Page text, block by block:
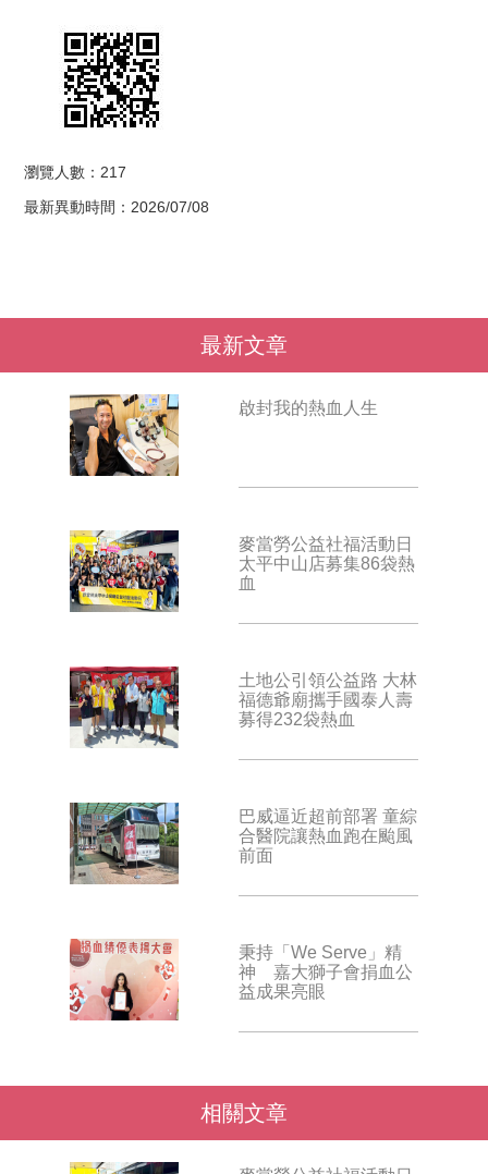
瀏覽人數：217
最新異動時間：2026/07/08
最新文章
啟封我的熱血人生
麥當勞公益社福活動日
太平中山店募集86袋熱
血
土地公引領公益路 大林
福德爺廟攜手國泰人壽
募得232袋熱血
巴威逼近超前部署 童綜
合醫院讓熱血跑在颱風
前面
秉持「We Serve」精
神 嘉大獅子會捐血公
益成果亮眼
相關文章